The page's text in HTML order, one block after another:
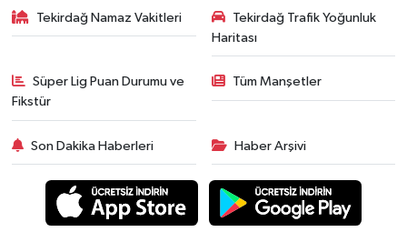
Tekirdağ Namaz Vakitleri
Tekirdağ Trafik Yoğunluk
Haritası
Süper Lig Puan Durumu ve
Fikstür
Tüm Manşetler
Son Dakika Haberleri Haber Arşivi